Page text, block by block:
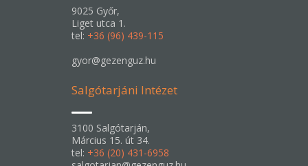
9025 Győr,
Liget utca 1.
tel: +36 (96) 439-115
gyor@gezenguz.hu
Salgótarjáni Intézet
3100 Salgótarján,
Március 15. út 34.
tel: +36 (20) 431-6958